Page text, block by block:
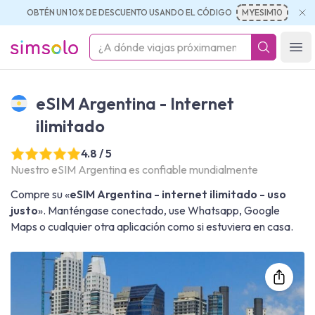
OBTÉN UN 10% DE DESCUENTO USANDO EL CÓDIGO MYESIM10
simsolo
eSIM Argentina - Internet
ilimitado
4.8 / 5
Nuestro eSIM Argentina es confiable mundialmente
Compre su «eSIM Argentina - internet ilimitado - uso
justo». Manténgase conectado, use Whatsapp, Google
Maps o cualquier otra aplicación como si estuviera en casa.